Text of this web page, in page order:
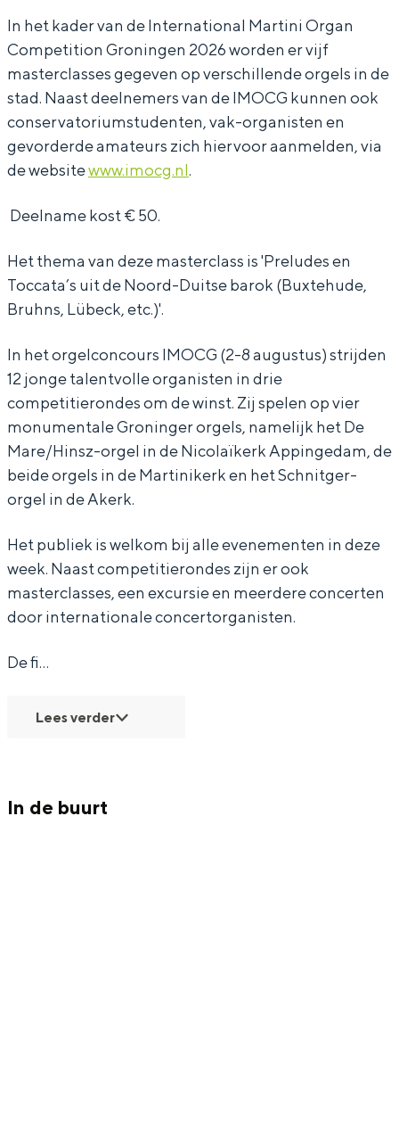
l
a
s
s
W
l
f
a
n
g
Z
r
r
r
c
l
a
s
W
o
f
g
a
n
g
Z
r
e
r
r
c
l
a
s
W
o
f
g
a
n
g
Z
r
e
In het kader van de International Martini Organ
Competition Groningen 2026 worden er vijf
masterclasses gegeven op verschillende orgels in de
stad. Naast deelnemers van de IMOCG kunnen ook
conservatoriumstudenten, vak-organisten en
gevorderde amateurs zich hiervoor aanmelden, via
de websitewww.imocg.nl.
Deelname kost € 50.
Het thema van deze masterclass is 'Preludes en
Toccata’s uit de Noord-Duitse barok (Buxtehude,
Bruhns, Lübeck, etc.)'.
In het orgelconcours IMOCG (2-8 augustus) strijden
12 jonge talentvolle organisten in drie
competitierondes om de winst. Zij spelen op vier
monumentale Groninger orgels, namelijk het De
Mare/Hinsz-orgel in de Nicolaïkerk Appingedam, de
beide orgels in de Martinikerk en het Schnitger-
orgel in de Akerk.
Het publiek is welkom bij alle evenementen in deze
week. Naast competitierondes zijn er ook
masterclasses, een excursie en meerdere concerten
door internationale concertorganisten.
De fi…
Lees verder
In de buurt